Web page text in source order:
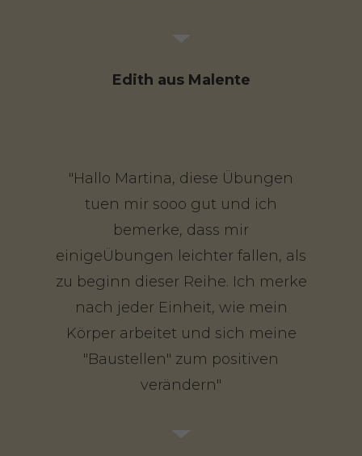
Edith aus Malente
"Hallo Martina, diese Übungen
tuen mir sooo gut und ich
bemerke, dass mir
einigeÜbungen leichter fallen, als
zu beginn dieser Reihe. Ich merke
nach jeder Einheit, wie mein
Körper arbeitet und sich meine
"Baustellen" zum positiven
verändern"